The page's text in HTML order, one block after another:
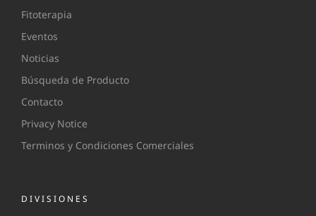
Fitoterapia
Eventos
Noticias
Búsqueda de Producto
Contacto
Privacy Notice
Terminos y Condiciones Comerciales
DIVISIONES